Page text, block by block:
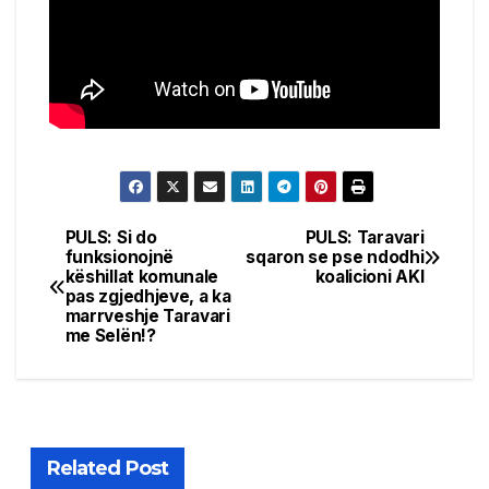
Post
navigation
PULS: Taravari
sqaron se pse ndodhi
koalicioni AKI
PULS: Si do
funksionojnë
këshillat komunale
pas zgjedhjeve, a ka
marrveshje Taravari
me Selën!?
Related Post